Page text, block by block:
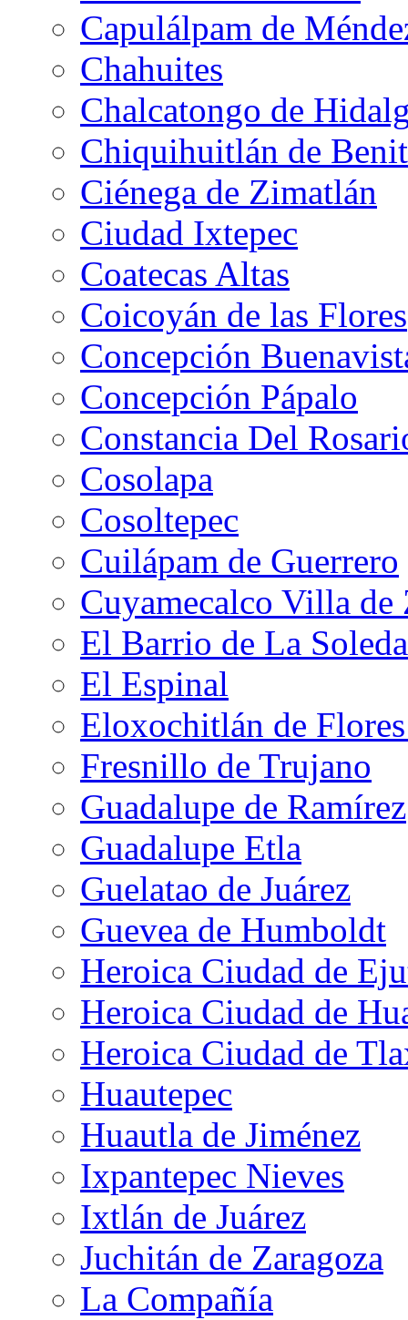
Capulálpam de
Chahuites
Chalcatongo de
Chiquihuitlán de
Ciénega de Zimatlán
Ciudad Ixtepec
Coatecas Altas
Coicoyán de las Flores
Concepción
Concepción Pápalo
Constancia Del
Cosolapa
Cosoltepec
Cuilápam de Guerrero
Cuyamecalco Villa de
El Barrio de La
El Espinal
Eloxochitlán de
Fresnillo de Trujano
Guadalupe de Ramírez
Guadalupe Etla
Guelatao de Juárez
Guevea de Humboldt
Heroica Ciudad de
Heroica Ciudad de
Heroica Ciudad de
Huautepec
Huautla de Jiménez
Ixpantepec Nieves
Ixtlán de Juárez
Juchitán de Zaragoza
La Compañía